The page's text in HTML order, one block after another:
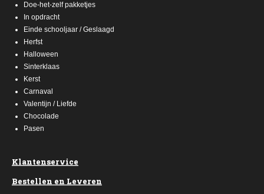
Doe-het-zelf pakketjes
In opdracht
Einde schooljaar / Geslaagd
Herfst
Halloween
Sinterklaas
Kerst
Carnaval
Valentijn / Liefde
Chocolade
Pasen
Klantenservice
Bestellen en Leveren